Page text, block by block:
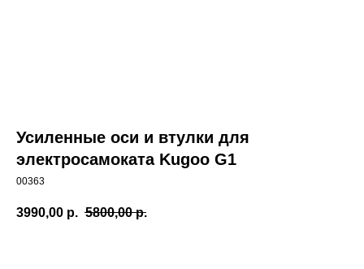
Усиленные оси и втулки для
электросамоката Kugoo G1
00363
3990,00 р. 5800,00 р.